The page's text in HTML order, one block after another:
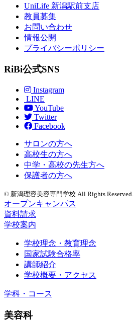
UniLife 新潟駅前支店
教員募集
お問い合わせ
情報公開
プライバシーポリシー
RiBi公式SNS
Instagram
LINE
YouTube
Twitter
Facebook
サロンの方へ
高校生の方へ
中学・高校の先生方へ
保護者の方へ
© 新潟理容美容専門学校 All Rights Reserved.
オープンキャンパス
資料請求
学校案内
学校理念・教育理念
国家試験合格率
講師紹介
学校概要・アクセス
学科・コース
美容科